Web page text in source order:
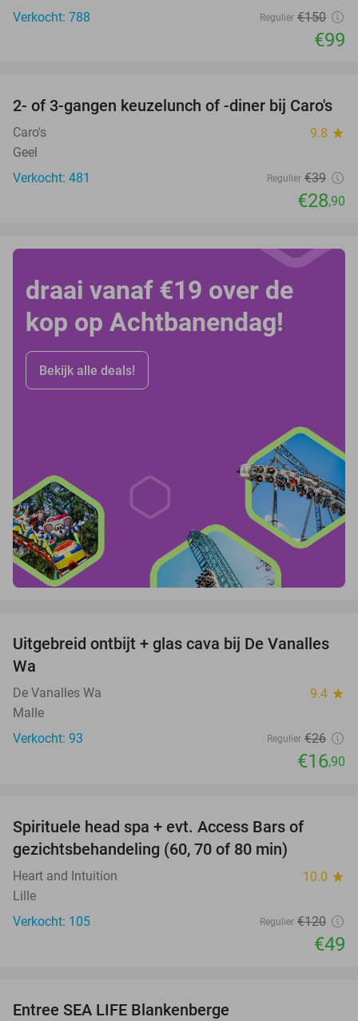
Verkocht: 788
Regulier €150
€99
26%
2- of 3-gangen keuzelunch of -diner bij Caro's
Caro's 9.8 star
Geel
Verkocht: 481
Regulier €39
€28,90
draai vanaf €19 over de
kop op Achtbanendag!
Bekijk alle deals!
35%
Uitgebreid ontbijt + glas cava bij De Vanalles
Wa
De Vanalles Wa 9.4 star
Malle
Verkocht: 93
Regulier €26
€16,90
Spirituele head spa + evt. Access Bars of
gezichtsbehandeling (60, 70 of 80 min)
Heart and Intuition 10.0 star
Lille
Verkocht: 105
Regulier €120
€49
Entree SEA LIFE Blankenberge